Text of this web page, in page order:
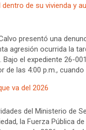
de su vivienda y
presentó una
agresión ocurrida la
el expediente 26-
de las 4:00 p.m.,
va del 2026
del Ministerio de
la Fuerza Pública